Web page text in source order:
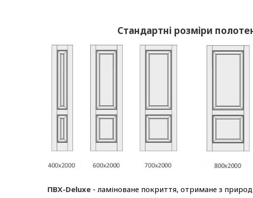
Стандартні розміри
ПВХ-Deluxe - ламіноване покриття, отримане з